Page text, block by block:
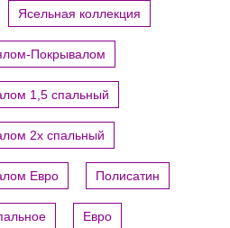
Ясельная коллекция
Покрывалом
1,5 спальный
2х спальный
Евро Полисатин
Евро